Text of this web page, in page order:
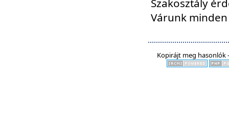
Szakosztály
Várunk
Kopirájt meg hasonlók